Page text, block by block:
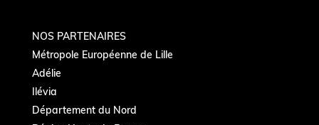
NOS PARTENAIRES
Métropole Européenne de Lille
Adélie
Ilévia
Département du Nord